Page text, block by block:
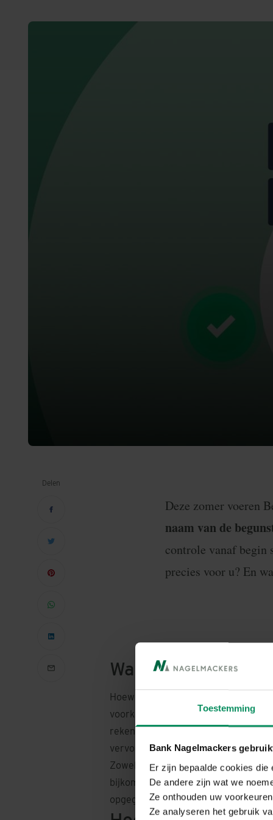
Toestemming
Bank Nagelmackers
Er zijn bepaalde cookies
De andere zijn wat we
Ze onthouden uw
Ze analyseren het gebruik
Delen
Deze zomer voeren
naam van de
controle vanaf begin
precies voor u? En
Waarom is deze
Hoewel digitaal betalen vandaag
voorkomende vormen van
rekeningnummer door hun eigen
vervolgens, zonder argwaan, een
Zowel particulieren als
bijkomende veiligheidsmaatregel in:
opgegeven rekeningnummer.